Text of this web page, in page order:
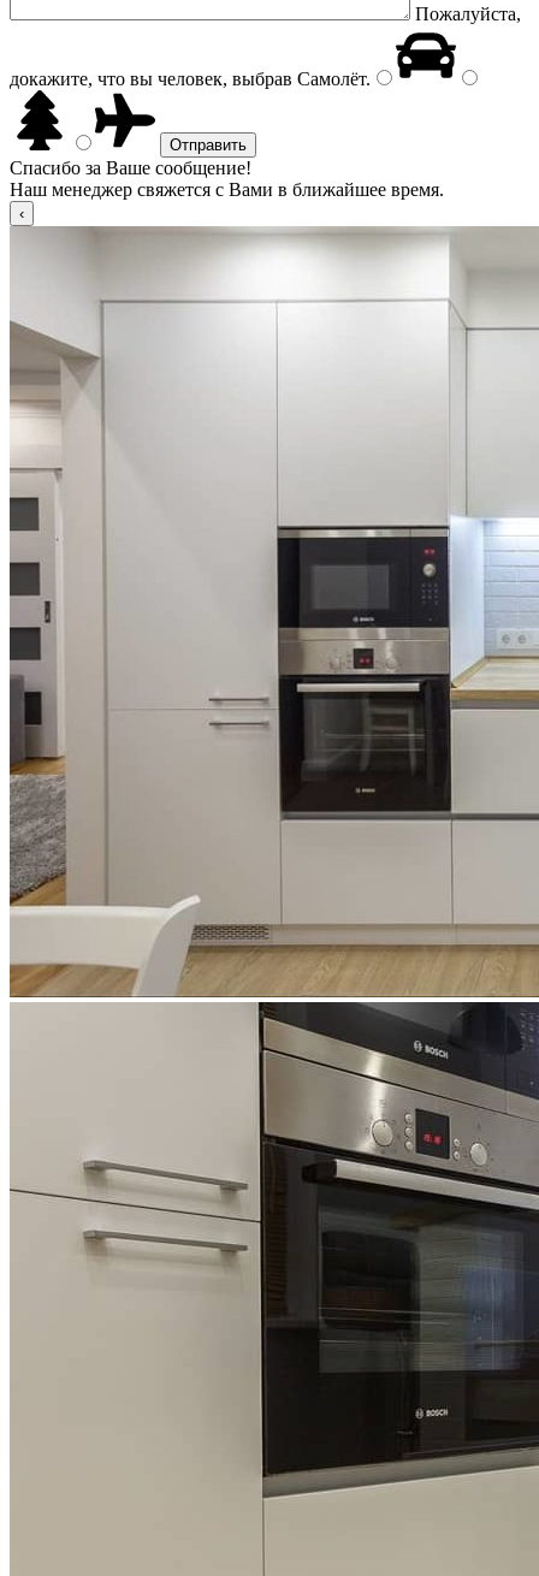
Пожалуйста,
докажите, что вы человек, выбрав Самолёт.
Спасибо за Ваше сообщение!
Наш менеджер свяжется с Вами в ближайшее время.